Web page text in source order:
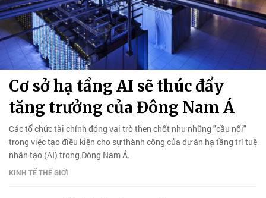
Cơ sở hạ tầng AI sẽ thúc đẩy
tăng trưởng của Đông Nam Á
Các tổ chức tài chính đóng vai trò then chốt như những "cầu nối"
trong việc tạo điều kiện cho sự thành công của dự án hạ tầng trí tuệ
nhân tạo (AI) trong Đông Nam Á.
KINH TẾ THẾ GIỚI